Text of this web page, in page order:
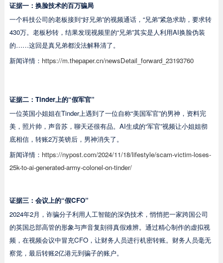
证据一： 换脸技术的百万骗局
一个科技公司的老板接到“好兄弟”的视频通话，“兄弟”紧急求助，要求转
430万。老板秒转，结果发现视频里的“兄弟”其实是人利用AI换脸伪装
的……这回是真兄弟都没法解释清了。
新闻详情： https://m.thepaper.cn/newsDetail_forward_23193760
证据二：Tinder上的“假军官”
一位英国小姐姐在Tinder上遇到了一位自称“美国军官”的男神，资料完
美，照片帅，声音苏，聊天还很有品。AI生成的“军官”视频让小姐姐彻
底相信，转账2万英镑后，男神消失了。
新闻详情： https://nypost.com/2024/11/18/lifestyle/scam-victim-loses-
25k-to-ai-generated-army-colonel-on-tinder/
证据三： 会议上的“假CFO”
2024年2月，诈骗分子利用人工智能的深伪技术，悄悄把一家跨国公司
的英国总部高管的形象与声音复刻得真假难辨。通过精心制作的虚拟视
频，在视频会议中冒充CFO，让财务人员进行机密转账。财务人员毫无
察觉，最后转账2亿港元到骗子的账户。